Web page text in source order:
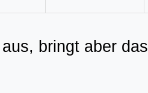
bringt aber das